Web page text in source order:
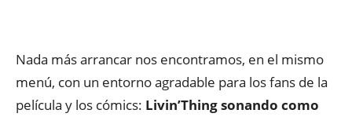
Nada más arrancar nos encontramos, en el mismo
menú, con un entorno agradable para los fans de la
película y los cómics: Livin’Thing sonando como